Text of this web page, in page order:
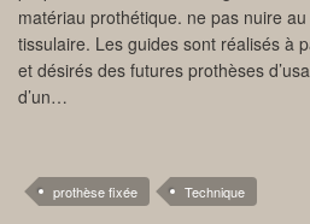
matériau prothétique. ne pas nuire
tissulaire. Les guides sont réalisés à
et désirés des futures prothèses
d’un…
prothèse fixée Technique